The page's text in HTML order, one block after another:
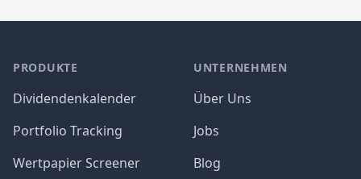
PRODUKTE
Dividendenkalender
Portfolio Tracking
Wertpapier Screener
UNTERNEHMEN
Über Uns
Jobs
Blog